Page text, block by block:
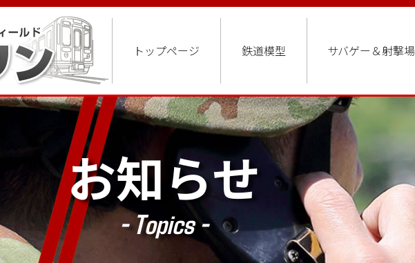
トップページ 鉄道模型 サバゲー＆射撃場
お知らせ
- Topics -